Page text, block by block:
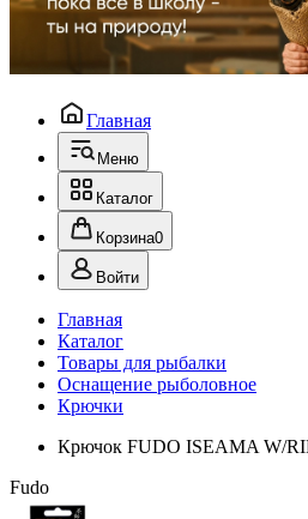
Главная
Меню
Каталог
Корзина0
Войти
Главная
Каталог
Товары для рыбалки
Оснащение рыболовное
Крючки
Крючок FUDO ISEAMA W/
Fudo